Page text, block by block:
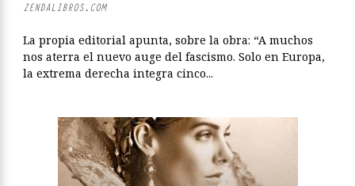
ZENDALIBROS.COM
La propia editorial apunta, sobre la obra: “A muchos
nos aterra el nuevo auge del fascismo. Solo en Euro­pa,
la extrema derecha integra cinco...